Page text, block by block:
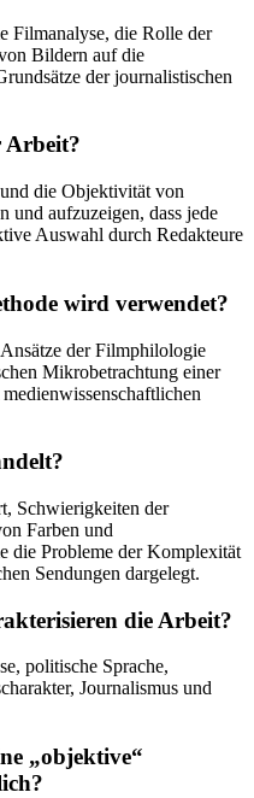
Filmanalyse, die Rolle der
Bildern auf die
der journalistischen
Arbeit?
die Objektivität von
und aufzuzeigen, dass jede
Auswahl durch Redakteure
wird verwendet?
der Filmphilologie
Mikrobetrachtung einer
Schwierigkeiten der
Farben und
die Probleme der Komplexität
Sendungen dargelegt.
die Arbeit?
politische Sprache,
Journalismus und
„objektive“